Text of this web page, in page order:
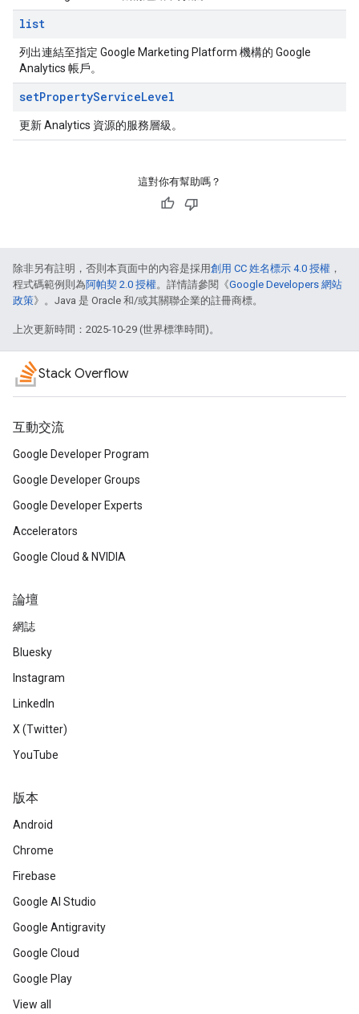
list
列出連結至指定 Google Marketing Platform 機構的 Google
Analytics 帳戶。
setPropertyServiceLevel
更新 Analytics 資源的服務層級。
這對你有幫助嗎？
除非另有註明，否則本頁面中的內容是採用創用 CC 姓名標示 4.0 授權 ，
程式碼範例則為阿帕契 2.0 授權。詳情請參閱《Google Developers 網站
政策》。Java 是 Oracle 和/或其關聯企業的註冊商標。
上次更新時間：2025-10-29 (世界標準時間)。
Stack Overflow
互動交流
Google Developer Program
Google Developer Groups
Google Developer Experts
Accelerators
Google Cloud & NVIDIA
論壇
網誌
Bluesky
Instagram
LinkedIn
X (Twitter)
YouTube
版本
Android
Chrome
Firebase
Google AI Studio
Google Antigravity
Google Cloud
Google Play
View all